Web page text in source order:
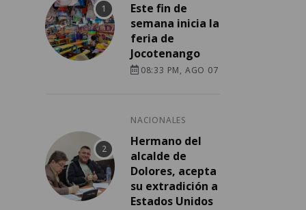
Este fin de
semana inicia la
feria de
Jocotenango
08:33 PM, AGO 07
NACIONALES
Hermano del
alcalde de
Dolores, acepta
su extradición a
Estados Unidos